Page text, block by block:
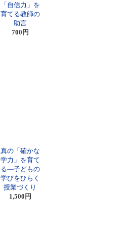
「自信力」を
育てる教師の
助言
700円
真の「確かな
学力」を育て
る―子どもの
学びをひらく
授業づくり
1,500円